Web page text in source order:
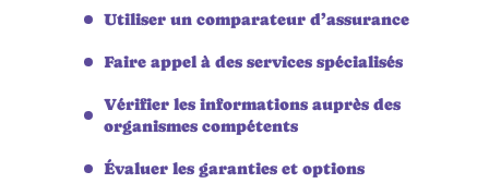
Utiliser un comparateur d’assurance
Faire appel à des services spécialisés
Vérifier les informations auprès des
organismes compétents
Évaluer les garanties et options